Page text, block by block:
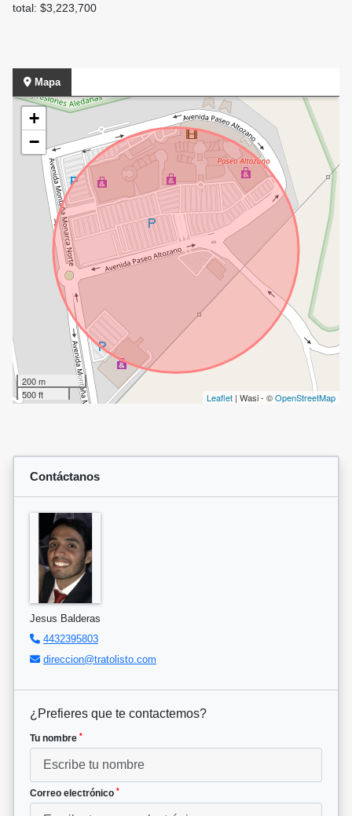
total: $3,223,700
Mapa
+
−
200 m
500 ft
Leaflet | Wasi - ©OpenStreetMap
Contáctanos
Jesus Balderas
4432395803
direccion@tratolisto.com
¿Prefieres que te contactemos?
Tu nombre *
Correo electrónico *